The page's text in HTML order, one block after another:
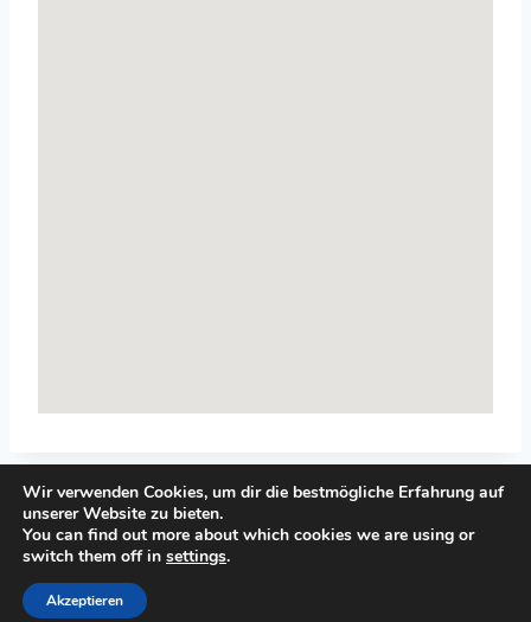
© 2026 Top-Systemisches-Coaching.de
Wir verwenden Cookies, um dir die bestmögliche Erfahrung auf
unserer Website zu bieten.
You can find out more about which cookies we are using or
switch them off in settings.
Akzeptieren